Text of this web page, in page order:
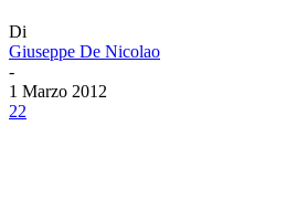
Di
Giuseppe De Nicolao
-
1 Marzo 2012
22